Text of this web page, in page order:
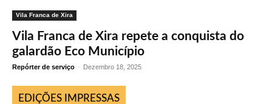
Vila Franca de Xira
Vila Franca de Xira repete a conquista do
galardão Eco Município
Repórter de serviço - Dezembro 18, 2025
EDIÇÕES IMPRESSAS